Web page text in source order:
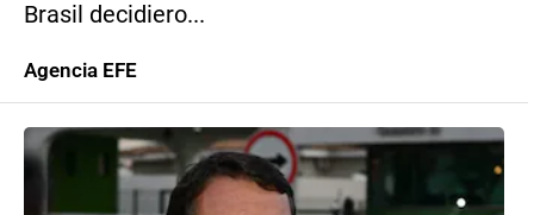
Brasil decidiero...
Agencia EFE